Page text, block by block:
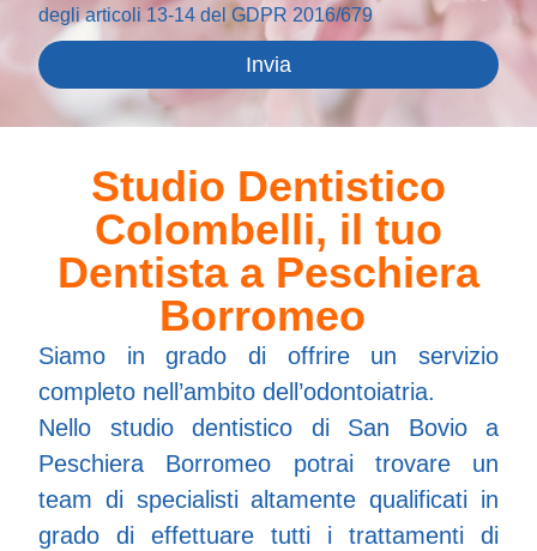
degli articoli 13-14 del GDPR 2016/679
Invia
Studio Dentistico
Colombelli, il tuo
Dentista a Peschiera
Borromeo
Siamo in grado di offrire un servizio
completo nell’ambito dell’odontoiatria.
Nello studio dentistico di San Bovio a
Peschiera Borromeo potrai trovare un
team di specialisti altamente qualificati in
grado di effettuare tutti i trattamenti di